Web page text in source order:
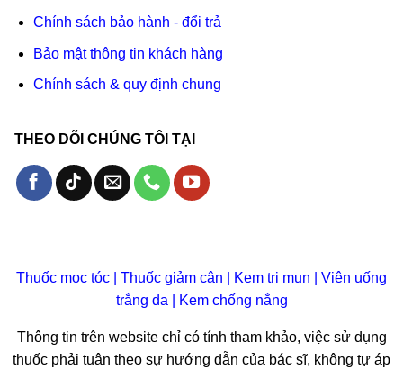
Chính sách bảo hành - đổi trả
Bảo mật thông tin khách hàng
Chính sách & quy định chung
THEO DÕI CHÚNG TÔI TẠI
Thuốc mọc tóc Thuốc giảm cân Kem trị mụn
Viên uống
trắng da
Kem chống nắng
Thông tin trên website chỉ có tính tham khảo, việc sử dụng
thuốc phải tuân theo sự hướng dẫn của bác sĩ, không tự áp